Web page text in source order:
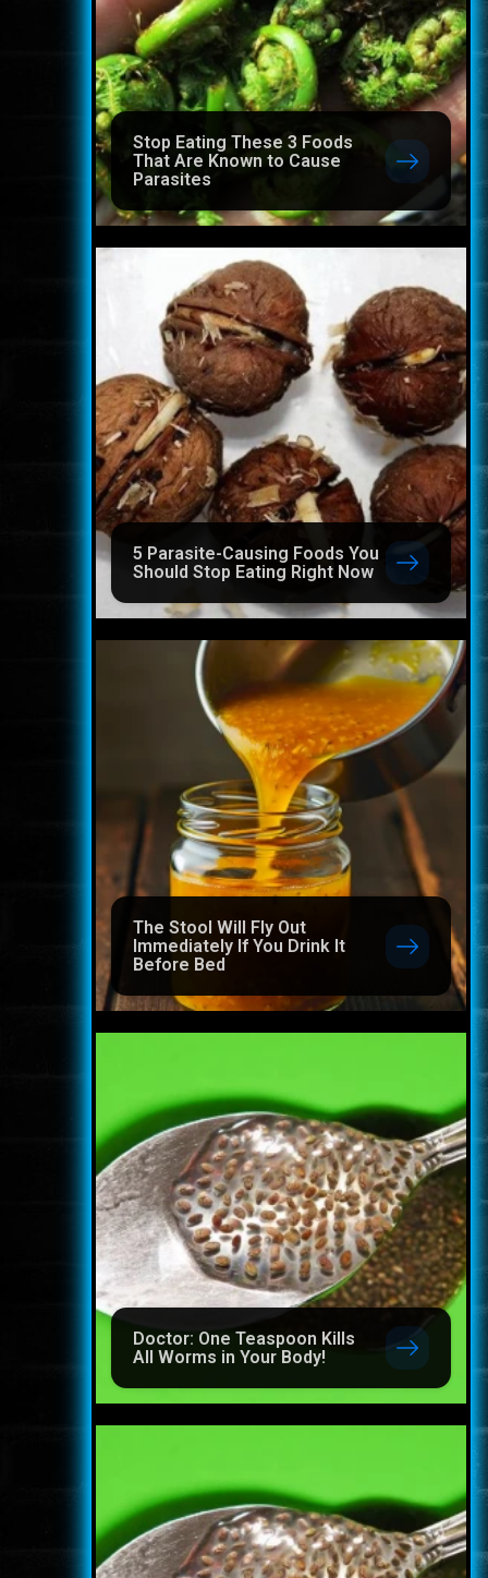
Stop Eating These 3 Foods
That Are Known to Cause
Parasites
5 Parasite-Causing Foods You
Should Stop Eating Right Now
The Stool Will Fly Out
Immediately If You Drink It
Before Bed
Doctor: One Teaspoon Kills
All Worms in Your Body!